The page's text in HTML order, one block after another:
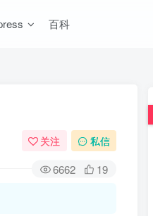
百科
关注 私信
6662 19